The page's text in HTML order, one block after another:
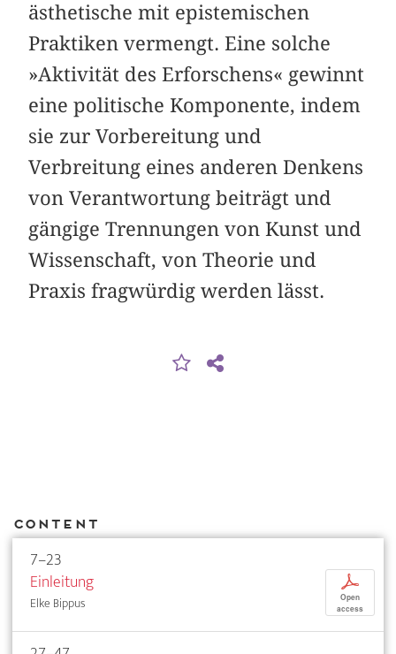
ästhetische mit epistemischen
Praktiken vermengt. Eine solche
»Aktivität des Erforschens« gewinnt
eine politische Komponente, indem
sie zur Vorbereitung und
Verbreitung eines anderen Denkens
von Verantwortung beiträgt und
gängige Trennungen von Kunst und
Wissenschaft, von Theorie und
Praxis fragwürdig werden lässt.
Content
7–23
Einleitung
Elke Bippus
p
Open
access